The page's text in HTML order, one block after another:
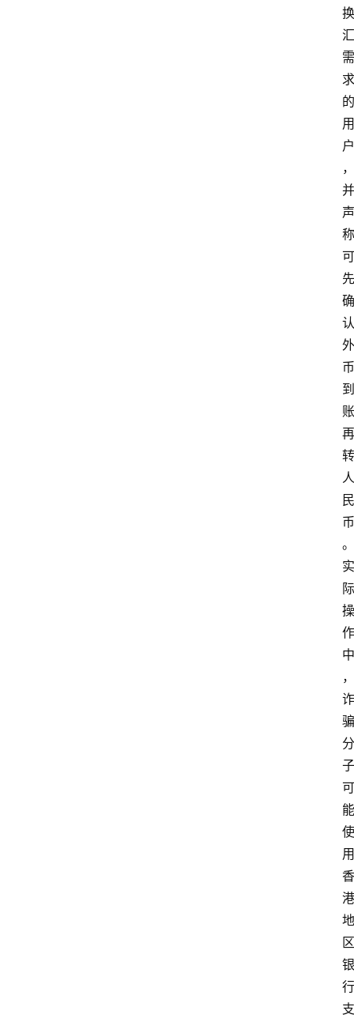
换
汇
需
求
的
用
户
，
并
声
称
可
先
确
认
外
币
到
账
再
转
人
民
币
。
实
际
操
作
中
，
诈
骗
分
子
可
能
使
用
香
港
地
区
银
行
支